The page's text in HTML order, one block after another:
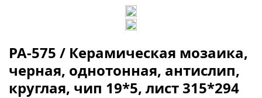
PA-575 / Керамическая мозаика,
черная, однотонная, антислип,
круглая, чип 19*5, лист 315*294